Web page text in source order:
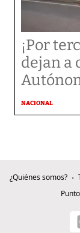
¡Por
dejan a
NACIONAL
¿Quiénes somos?